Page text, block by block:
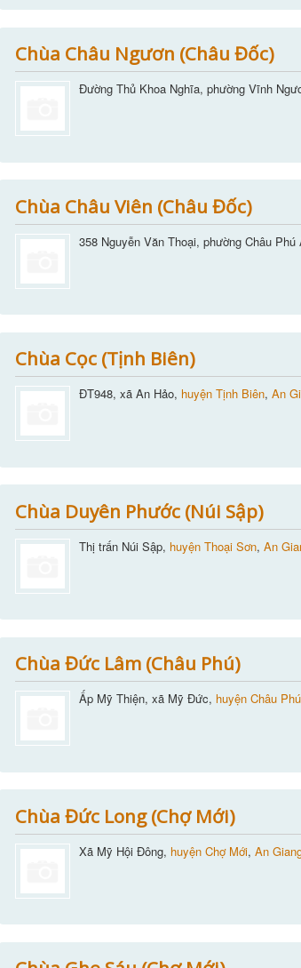
Chùa Châu Ngươn (Châu Đốc)
Đường Thủ Khoa Nghĩa, phường Vĩnh
Chùa Châu Viên (Châu Đốc)
358 Nguyễn Văn Thoại, phường Châu
Chùa Cọc (Tịnh Biên)
ĐT948, xã An Hảo, huyện Tịnh Biên,An
Chùa Duyên Phước (Núi Sập)
Thị trấn Núi Sập, huyện Thoại Sơn,An
Chùa Đức Lâm (Châu Phú)
Ấp Mỹ Thiện, xã Mỹ Đức, huyện Châu Phú
Chùa Đức Long (Chợ Mới)
Xã Mỹ Hội Đông, huyện Chợ Mới,An